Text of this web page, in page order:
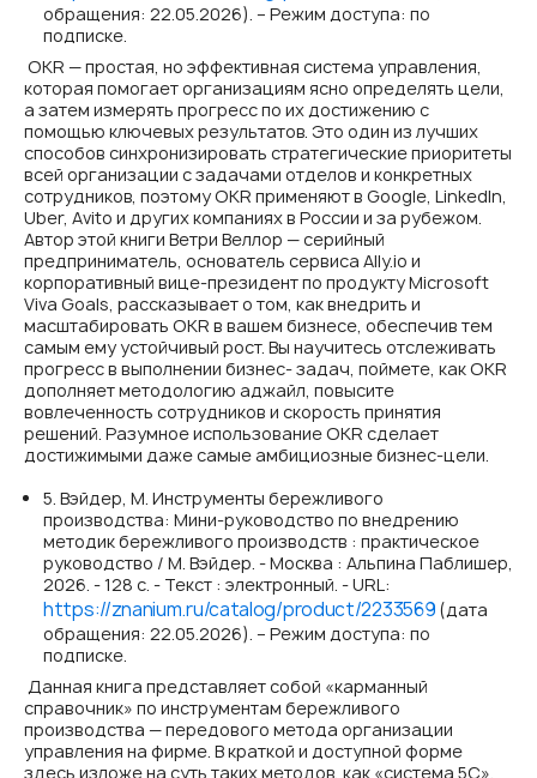
обращения: 22.05.2026). – Режим доступа: по
подписке.
OKR — простая, но эффективная система управления,
которая помогает организациям ясно определять цели,
а затем измерять прогресс по их достижению с
помощью ключевых результатов. Это один из лучших
способов синхронизировать стратегические приоритеты
всей организации с задачами отделов и конкретных
сотрудников, поэтому OKR применяют в Google, LinkedIn,
Uber, Avito и других компаниях в России и за рубежом.
Автор этой книги Ветри Веллор — серийный
предприниматель, основатель сервиса Ally.io и
корпоративный вице-президент по продукту Microsoft
Viva Goals, рассказывает о том, как внедрить и
масштабировать OKR в вашем бизнесе, обеспечив тем
самым ему устойчивый рост. Вы научитесь отслеживать
прогресс в выполнении бизнес- задач, поймете, как OKR
дополняет методологию аджайл, повысите
вовлеченность сотрудников и скорость принятия
решений. Разумное использование OKR сделает
достижимыми даже самые амбициозные бизнес-цели.
5. Вэйдер, М. Инструменты бережливого
производства: Мини-руководство по внедрению
методик бережливого производств : практическое
руководство / М. Вэйдер. - Москва : Альпина Паблишер,
2026. - 128 с. - Текст : электронный. - URL:
https://znanium.ru/catalog/product/2233569 (дата
обращения: 22.05.2026). – Режим доступа: по
подписке.
Данная книга представляет собой «карманный
справочник» по инструментам бережливого
производства — передового метода организации
управления на фирме. В краткой и доступной форме
здесь изложе на суть таких методов, как «система 5C»,